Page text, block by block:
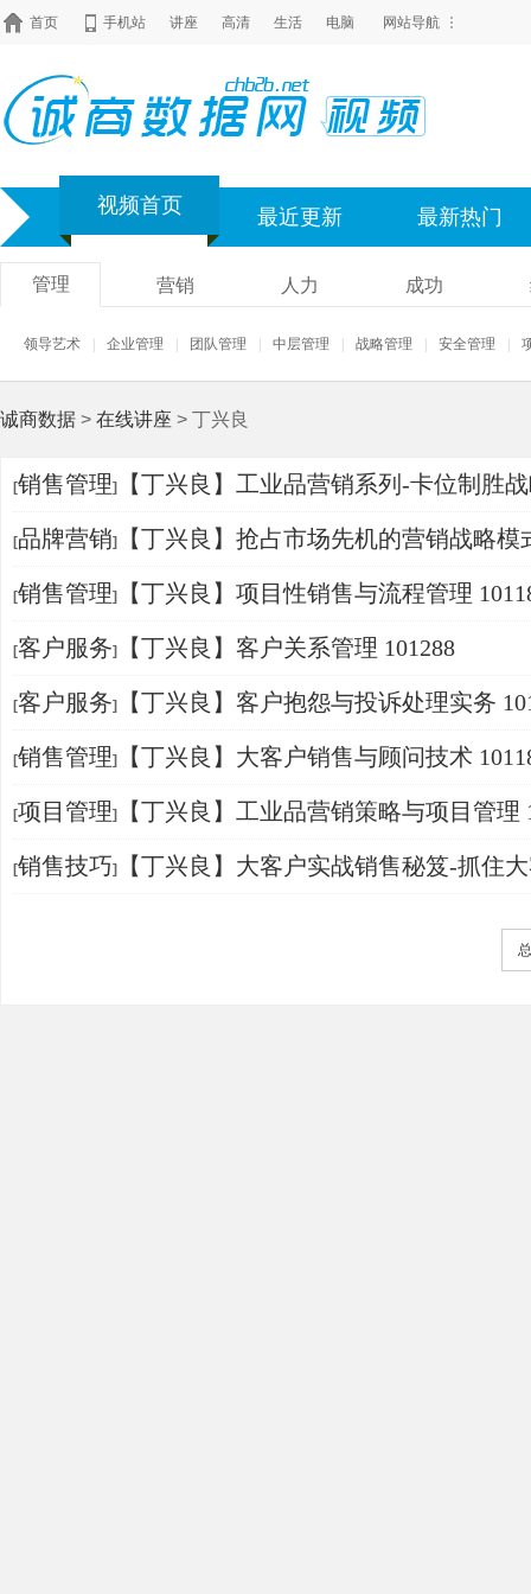
首页 手机站 讲座 高清 生活 电脑 网站导航
视频首页 最近更新 最新热门
管理 营销 人力 成功
领导艺术 企业管理 团队管理 中层管理 战略管理 安全管理
诚商数据 > 在线讲座 > 丁兴良
[销售管理]
【丁兴良】工业品营销系列-卡位制胜
[品牌营销]
【丁兴良】抢占市场先机的营销战略模
[销售管理] 【丁兴良】项目性销售与流程管理
[客户服务] 【丁兴良】客户关系管理 101288
[客户服务] 【丁兴良】客户抱怨与投诉处理实务
[销售管理] 【丁兴良】大客户销售与顾问技术
[项目管理] 【丁兴良】工业品营销策略与项目管理
[销售技巧]
【丁兴良】大客户实战销售秘笈-抓住